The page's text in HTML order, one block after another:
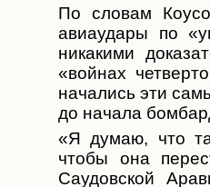
По словам
авиаудары по
никакими
«войнах
начались эти
до начала
«Я думаю, что
чтобы она
Саудовской